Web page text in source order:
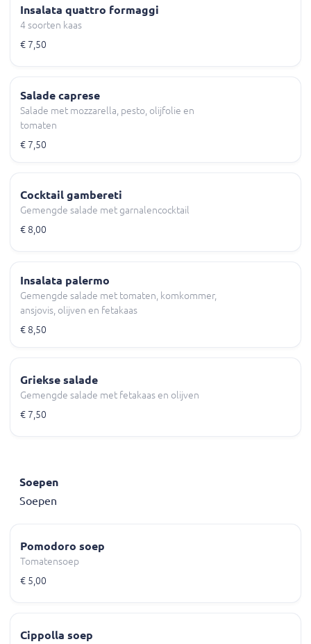
Insalata quattro formaggi
4 soorten kaas
€ 7,50
Salade caprese
Salade met mozzarella, pesto, olijfolie en
tomaten
€ 7,50
Cocktail gambereti
Gemengde salade met garnalencocktail
€ 8,00
Insalata palermo
Gemengde salade met tomaten, komkommer,
ansjovis, olijven en fetakaas
€ 8,50
Griekse salade
Gemengde salade met fetakaas en olijven
€ 7,50
Soepen
Soepen
Pomodoro soep
Tomatensoep
€ 5,00
Cippolla soep